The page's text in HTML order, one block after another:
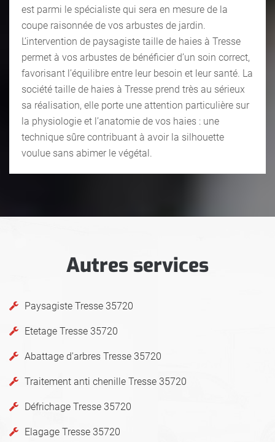
est parmi le spécialiste qui sera en mesure de la
coupe raisonnée de vos arbustes de jardin.
L’intervention de paysagiste taille de haies à Tresse
permet à vos arbustes de bénéficier d’un soin correct,
favorisant l’équilibre entre leur besoin et leur santé. La
société taille de haies à Tresse prend très au sérieux
sa réalisation, elle porte une attention particulière sur
la physiologie et l’anatomie de vos haies : une
technique sûre contribuant à avoir la silhouette
voulue sans abimer le végétal.
Autres services
Paysagiste Tresse 35720
Etetage Tresse 35720
Abattage d'arbres Tresse 35720
Traitement anti chenille Tresse 35720
Défrichage Tresse 35720
Elagage Tresse 35720